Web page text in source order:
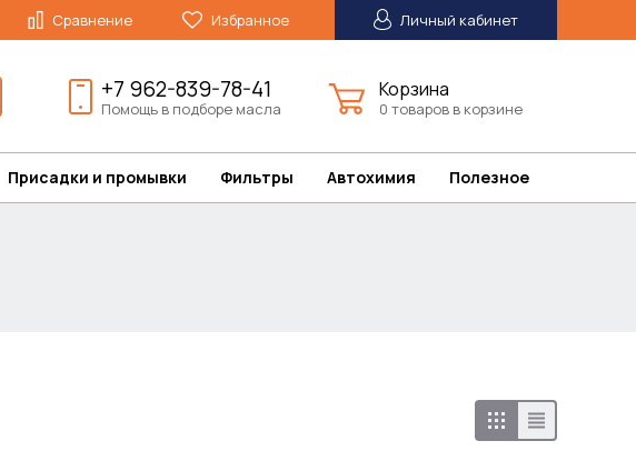
Сравнение Избранное Личный кабинет
+7 962-839-78-41
Помощь в подборе масла
Корзина
0 товаров в корзине
Присадки и промывки Фильтры Автохимия Полезное